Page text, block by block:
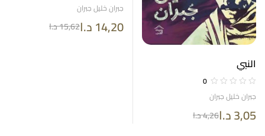
النبي
0
جبران خليل جبران
4,26د.ا 3,05د.ا
جبران خليل جبران
15,62د.ا 14,20د.ا